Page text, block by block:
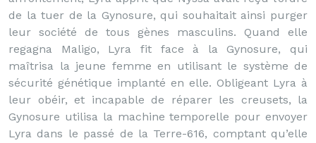
de la tuer de la Gynosure, qui souhaitait ainsi purger
leur société de tous gènes masculins. Quand elle
regagna Maligo, Lyra fit face à la Gynosure, qui
maîtrisa la jeune femme en utilisant le système de
sécurité génétique implanté en elle. Obligeant Lyra à
leur obéir, et incapable de réparer les creusets, la
Gynosure utilisa la machine temporelle pour envoyer
Lyra dans le passé de la Terre-616, comptant qu’elle